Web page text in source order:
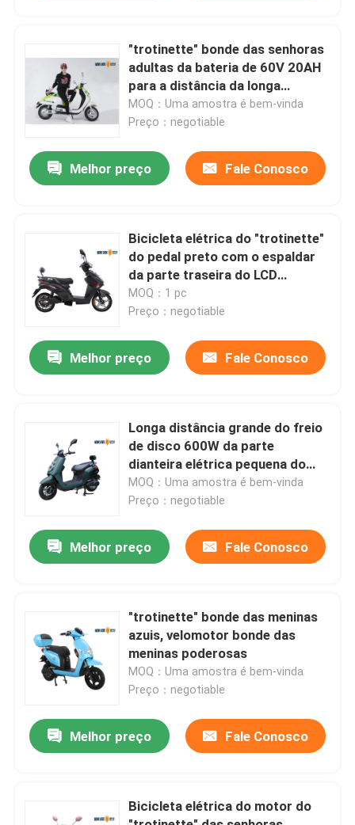
Casa
Sobre nós
Controle da qualidade
Peça umas citações
"trotinette" estado abatido elétrico
"trotinette" elétrico da mobilidade
"trotinette" bonde das senhoras
adultas da bateria de 60V 20AH
para a distância da longa
distância
MOQ：Uma amostra é bem-vinda
Preço：negotiable
Melhor preço Fale Conosco
Bicicleta elétrica do "trotinette"
do pedal preto com o espaldar
da parte traseira do LCD
Speedmeter
MOQ：1 pc
Preço：negotiable
Melhor preço Fale Conosco
Longa distância grande do freio
de disco 600W da parte
dianteira elétrica pequena do
"trotinette" das senhoras do
espaldar 60km
MOQ：Uma amostra é bem-vinda
Preço：negotiable
Melhor preço Fale Conosco
"trotinette" bonde das meninas
azuis, velomotor bonde das
meninas poderosas
MOQ：Uma amostra é bem-vinda
Preço：negotiable
Melhor preço Fale Conosco
Bicicleta elétrica do motor do